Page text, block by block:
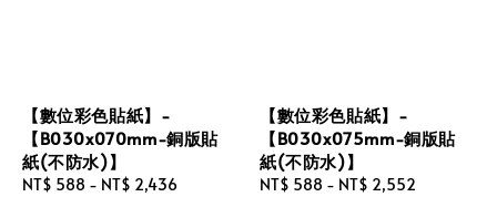
【數位彩色貼紙】-
【B030x070mm-銅版貼
紙(不防水)】
Regular
NT$ 588 - NT$ 2,436
【數位彩色貼紙】-
【B030x075mm-銅版貼
紙(不防水)】
Regular
NT$ 588 - NT$ 2,552